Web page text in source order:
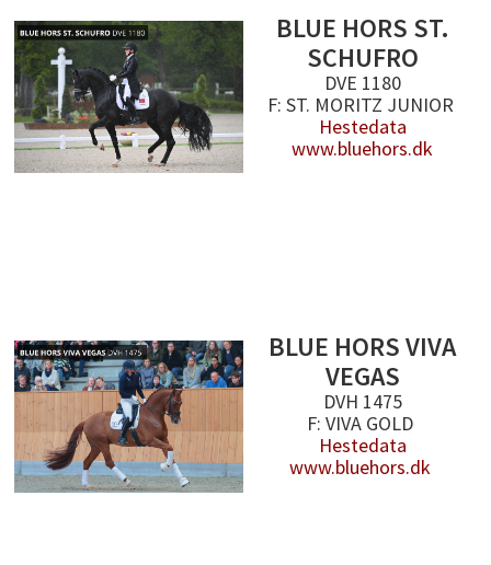
BLUE HORS ST.
SCHUFRO
DVE 1180
F: ST. MORITZ JUNIOR
Hestedata
www.bluehors.dk
BLUE HORS VIVA
VEGAS
DVH 1475
F: VIVA GOLD
Hestedata
www.bluehors.dk